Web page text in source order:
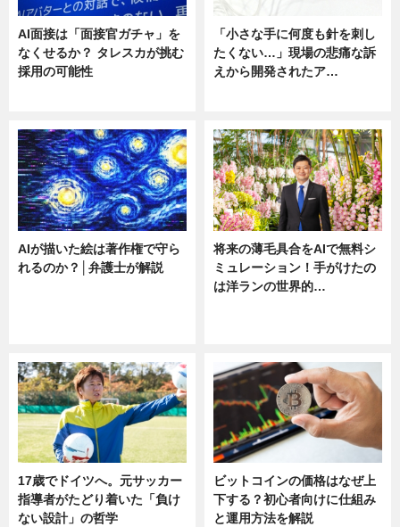
AI面接は「面接官ガチャ」を
なくせるか？ タレスカが挑む
採用の可能性
「小さな手に何度も針を刺し
たくない…」現場の悲痛な訴
えから開発されたア…
AIが描いた絵は著作権で守ら
れるのか？│弁護士が解説
将来の薄毛具合をAIで無料シ
ミュレーション！手がけたの
は洋ランの世界的…
17歳でドイツへ。元サッカー
指導者がたどり着いた「負け
ない設計」の哲学
ビットコインの価格はなぜ上
下する？初心者向けに仕組み
と運用方法を解説